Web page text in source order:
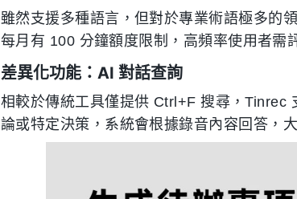
雖然支援多種語言，但對於專業術語極多的
每月有 100 分鐘額度限制，高頻率使用者需
差異化功能：AI 對話查詢
相較於傳統工具僅提供 Ctrl+F 搜尋，Tinrec
論或特定決策，系統會根據錄音內容回答，